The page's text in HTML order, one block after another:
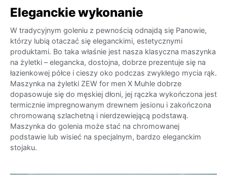
Eleganckie wykonanie
W tradycyjnym goleniu z pewnością odnajdą się Panowie,
którzy lubią otaczać się eleganckimi, estetycznymi
produktami. Bo taka właśnie jest nasza klasyczna maszynka
na żyletki – elegancka, dostojna, dobrze prezentuje się na
łazienkowej półce i cieszy oko podczas zwykłego mycia rąk.
Maszynka na żyletki ZEW for men X Muhle dobrze
dopasowuje się do męskiej dłoni, jej rączka wykończona jest
termicznie impregnowanym drewnem jesionu i zakończona
chromowaną szlachetną i nierdzewiejącą podstawą.
Maszynka do golenia może stać na chromowanej
podstawie lub wisieć na specjalnym, bardzo eleganckim
stojaku.